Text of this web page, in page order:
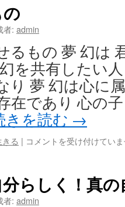
者: admin
るもの 夢 幻は
を共有したい
り 夢 幻は心に
在であり 心の
きを読む →
る | 夢
に
描
く
コメントを受け付けてい
らしく！真
者: admin